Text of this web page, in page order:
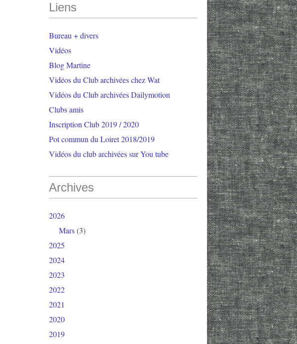
Liens
Bureau + divers
Vidéos
Blog Martine
Vidéos du Club archivées chez Wat
Vidéos du Club archivées Dailymotion
Clubs amis
Inscription Club 2019 / 2020
Pot commun du Loiret 2018/2019
Vidéos du club archivées sur You tube
Archives
2026
Mars(3)
2025
2024
2023
2022
2021
2020
2019